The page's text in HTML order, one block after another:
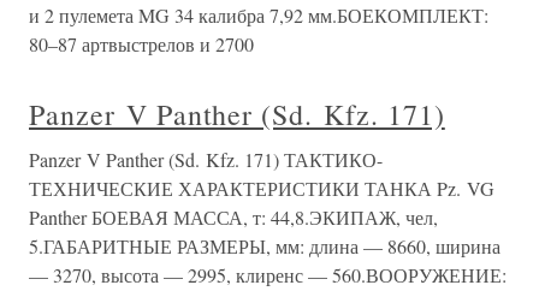
и 2 пулемета MG 34 калибра 7,92 мм.БОЕКОМПЛЕКТ:
80–87 артвыстрелов и 2700
Panzer V Panther (Sd. Kfz. 171)
Panzer V Panther (Sd. Kfz. 171) ТАКТИКО-
ТЕХНИЧЕСКИЕ ХАРАКТЕРИСТИКИ ТАНКА Pz. VG
Panther БОЕВАЯ МАССА, т: 44,8.ЭКИПАЖ, чел,
5.ГАБАРИТНЫЕ РАЗМЕРЫ, мм: длина — 8660, ширина
— 3270, высота — 2995, клиренс — 560.ВООРУЖЕНИЕ: